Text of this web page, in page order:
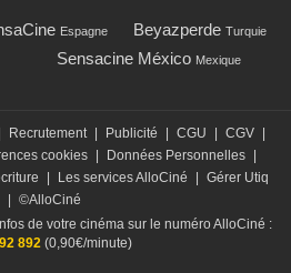
Espagne Beyazperde Turquie
Sensacine México Mexique
Recrutement Publicité CGU CGV
cookies Données Personnelles
Les services AlloCiné
Gérer Utiq
©AlloCiné
de votre cinéma sur le numéro AlloCiné :
892(0,90€/minute)